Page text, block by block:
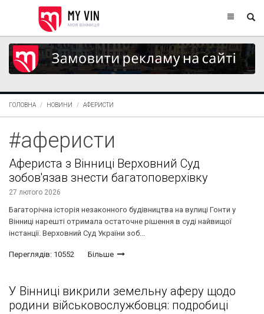
ГОЛОВНА НОВИНИ АФЕРИСТИ
#аферисти
Афериста з Вінниці Верховний Суд
зобов'язав знести багатоповерхівку
27 лютого 2026
Багаторічна історія незаконного будівництва на вулиці Гонти у
Вінниці нарешті отримала остаточне рішення в суді найвищої
інстанції. Верховний Суд України зоб...
Переглядів: 10552 Більше
У Вінниці викрили земельну аферу щодо
родини військовослужбовця: подробиці